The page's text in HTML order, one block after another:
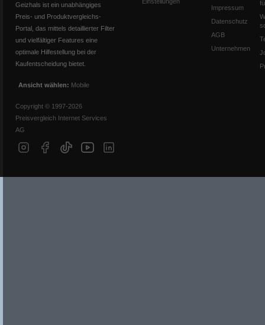
Geizhals ist ein unabhängiges
Preis- und Produktvergleichs-
Portal, das mittels detaillierter Filter
und vielfältiger Features eine
optimale Hilfestellung bei der
Kaufentscheidung bietet.
Ansicht wählen: Mobile
Copyright © 1997-2026
Preisvergleich Internet Services
AG
Impressum
Datenschutz
AGB
Unternehmen